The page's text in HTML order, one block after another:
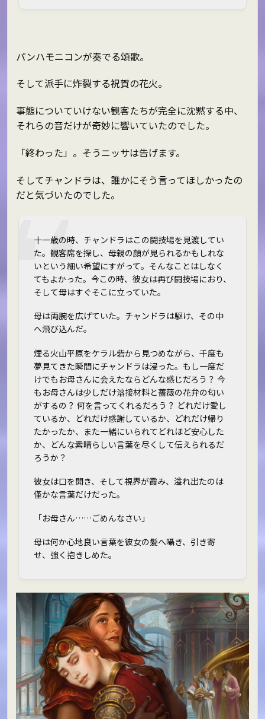
パンハモニコンが奏でる頌歌。
そして派手に炸裂する祝賀の花火。
事態についていけない観客たちが完全に沈黙する中、
それらの音だけが奇妙に響いていたのでした。
「終わった」。そうニッサは告げます。
そしてチャンドラは、誰かにそう言ってほしかったの
だと気づいたのでした。
十一歳の時、チャンドラはこの闘技場を見渡してい
た。観客席を探し、母親の顔が見られるかもしれな
いという細い希望にすがって。そんなことはしなく
てもよかった。今この時、彼女は再び闘技場におり、
そして母はすぐそこに立っていた。
母は両腕を広げていた。チャンドラは駆け、その中
へ飛び込んだ。
煙る火山平原をケラル砦から見つめながら、千度も
夢見てきた瞬間にチャンドラは浸った。もし一度だ
けでもお母さんに会えたなら――どんな感じだろう？ 今
もお母さんは少しだけ溶接材料と薔薇の花弁の匂い
がするの？ 何を言ってくれるだろう？ どれだけ愛し
ているか、どれだけ感謝しているか、どれだけ帰り
たかったか、また一緒にいられてどれほど安心した
か、どんな素晴らしい言葉を尽くして伝えられるだ
ろうか？
彼女は口を開き、そして視界が霞み、溢れ出たのは
僅かな言葉だけだった。
「お母さん……ごめんなさい」
母は何か心地良い言葉を彼女の髪へ囁き、引き寄
せ、強く抱きしめた。